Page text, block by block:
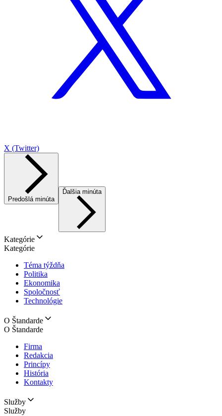
X (Twitter)
Predošlá minúta
Ďalšia minúta
Kategórie
Kategórie
Téma týždňa
Politika
Ekonomika
Spoločnosť
Technológie
O Štandarde
O Štandarde
Firma
Redakcia
Princípy
História
Kontakty
Služby
Služby